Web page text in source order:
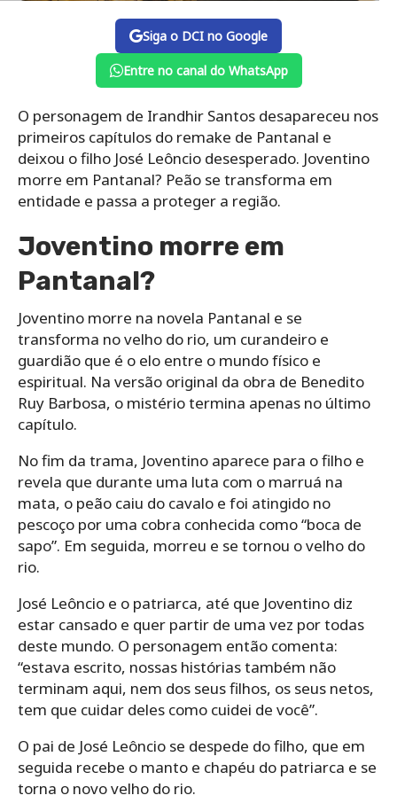
Siga o DCI no Google
Entre no canal do WhatsApp
O personagem de Irandhir Santos desapareceu nos
primeiros capítulos do remake de Pantanal e
deixou o filho José Leôncio desesperado. Joventino
morre em Pantanal? Peão se transforma em
entidade e passa a proteger a região.
Joventino morre em
Pantanal?
Joventino morre na novela Pantanal e se
transforma no velho do rio, um curandeiro e
guardião que é o elo entre o mundo físico e
espiritual. Na versão original da obra de Benedito
Ruy Barbosa, o mistério termina apenas no último
capítulo.
No fim da trama, Joventino aparece para o filho e
revela que durante uma luta com o marruá na
mata, o peão caiu do cavalo e foi atingido no
pescoço por uma cobra conhecida como “boca de
sapo”. Em seguida, morreu e se tornou o velho do
rio.
José Leôncio e o patriarca, até que Joventino diz
estar cansado e quer partir de uma vez por todas
deste mundo. O personagem então comenta:
“estava escrito, nossas histórias também não
terminam aqui, nem dos seus filhos, os seus netos,
tem que cuidar deles como cuidei de você”.
O pai de José Leôncio se despede do filho, que em
seguida recebe o manto e chapéu do patriarca e se
torna o novo velho do rio.